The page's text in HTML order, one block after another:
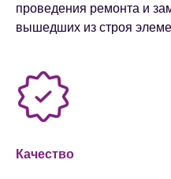
проведения ремонта и
вышедших из строя
Качество